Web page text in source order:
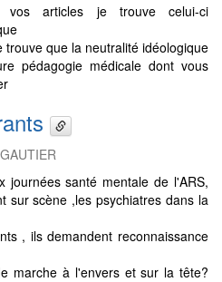
vos articles je trouve celui-ci
que la neutralité idéologique
pédagogie médicale dont vous
journées santé mentale de l'ARS,
sur scène ,les psychiatres dans la
, ils demandent reconnaissance
marche à l'envers et sur la tête?